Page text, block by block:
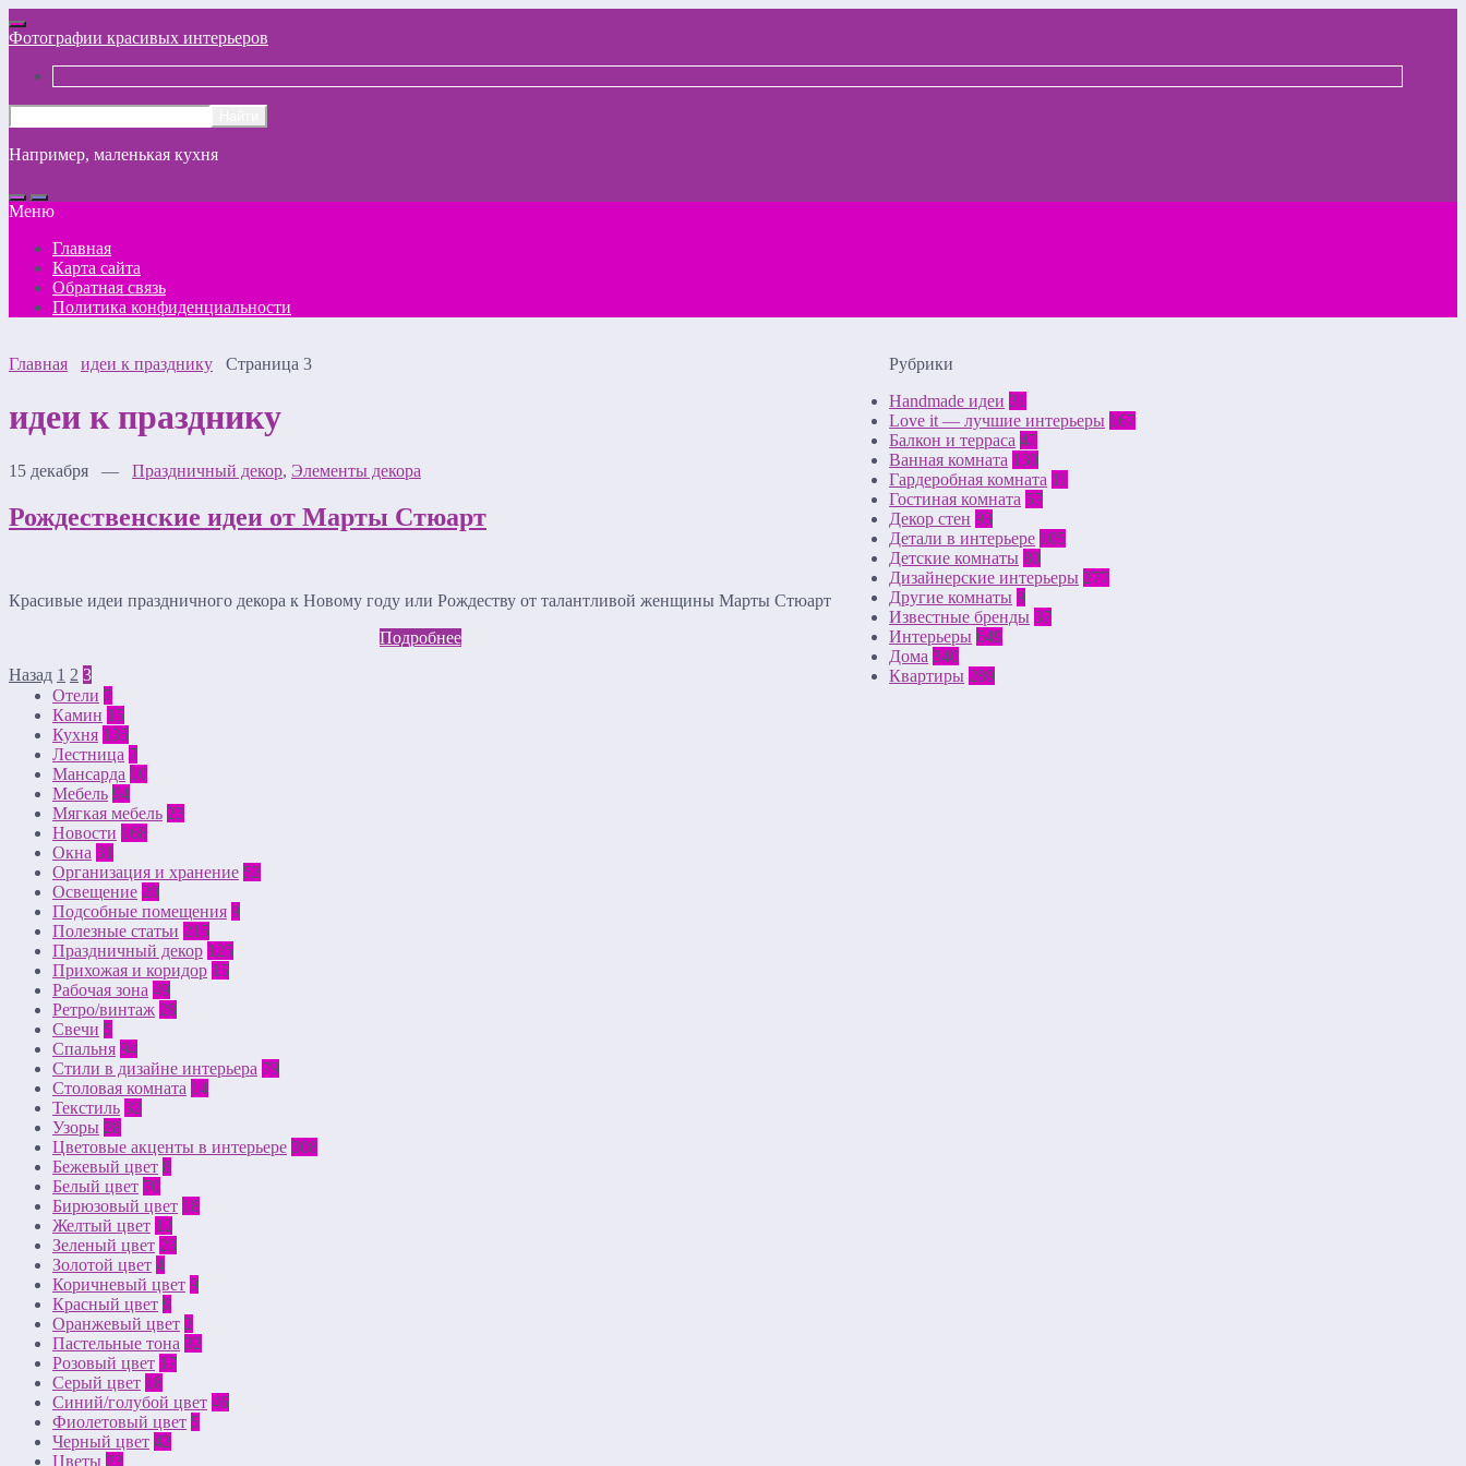
Фотографии красивых интерьеров
Например, маленькая кухня
Меню
Главная
Карта сайта
Обратная связь
Политика конфиденциальности
Главная идеи к празднику Страница 3
идеи к празднику
15 декабря — Праздничный декор, Элементы декора
Рождественские идеи от Марты Стюарт
Красивые идеи праздничного декора к Новому году или Рождеству от талантливой женщины Марты Стюарт
Подробнее
Назад 1 2 3
Рубрики
Handmade идеи 31
Love it — лучшие интерьеры 167
Балкон и терраса 47
Ванная комната 130
Гардеробная комната 11
Гостиная комната 57
Декор стен 93
Детали в интерьере 105
Детские комнаты 80
Дизайнерские интерьеры 277
Другие комнаты 9
Известные бренды 37
Интерьеры 649
Дома 340
Квартиры 289
Отели 7
Камин 15
Кухня 135
Лестница 7
Мансарда 10
Мебель 94
Мягкая мебель 23
Новости 168
Окна 31
Организация и хранение 52
Освещение 20
Подсобные помещения 9
Полезные статьи 215
Праздничный декор 125
Прихожая и коридор 15
Рабочая зона 49
Ретро/винтаж 28
Свечи 5
Спальня 94
Стили в дизайне интерьера 79
Столовая комната 14
Текстиль 32
Узоры 28
Цветовые акценты в интерьере 308
Бежевый цвет 8
Белый цвет 70
Бирюзовый цвет 18
Желтый цвет 12
Зеленый цвет 23
Золотой цвет 4
Коричневый цвет 9
Красный цвет 9
Оранжевый цвет 2
Пастельные тона 32
Розовый цвет 17
Серый цвет 18
Синий/голубой цвет 46
Фиолетовый цвет 5
Черный цвет 42
Цветы 23